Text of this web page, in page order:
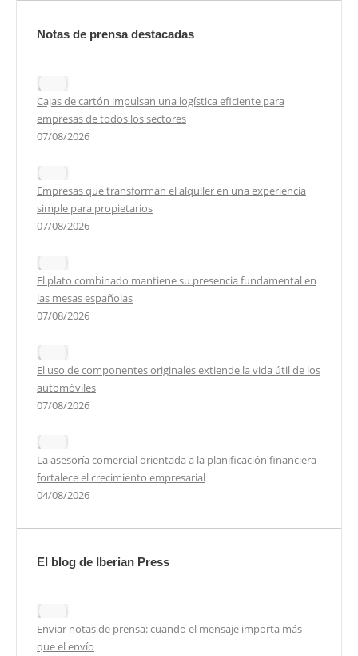
Notas de prensa destacadas
Cajas de cartón impulsan una logística eficiente para
empresas de todos los sectores
07/08/2026
Empresas que transforman el alquiler en una experiencia
simple para propietarios
07/08/2026
El plato combinado mantiene su presencia fundamental en
las mesas españolas
07/08/2026
El uso de componentes originales extiende la vida útil de los
automóviles
07/08/2026
La asesoría comercial orientada a la planificación financiera
fortalece el crecimiento empresarial
04/08/2026
El blog de Iberian Press
Enviar notas de prensa: cuando el mensaje importa más
que el envío